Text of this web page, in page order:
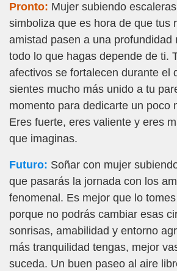
Pronto: Mujer subiendo
simboliza que es hora de que tus
amistad pasen a una profundidad
todo lo que hagas depende de ti.
afectivos se fortalecen durante el
sientes mucho más unido a tu
momento para dedicarte un poco
Eres fuerte, eres valiente y eres
que imaginas.
Futuro: Soñar con mujer
que pasarás la jornada con los
fenomenal. Es mejor que lo
porque no podrás cambiar esas
sonrisas, amabilidad y entorno
más tranquilidad tengas, mejor
suceda. Un buen paseo al aire